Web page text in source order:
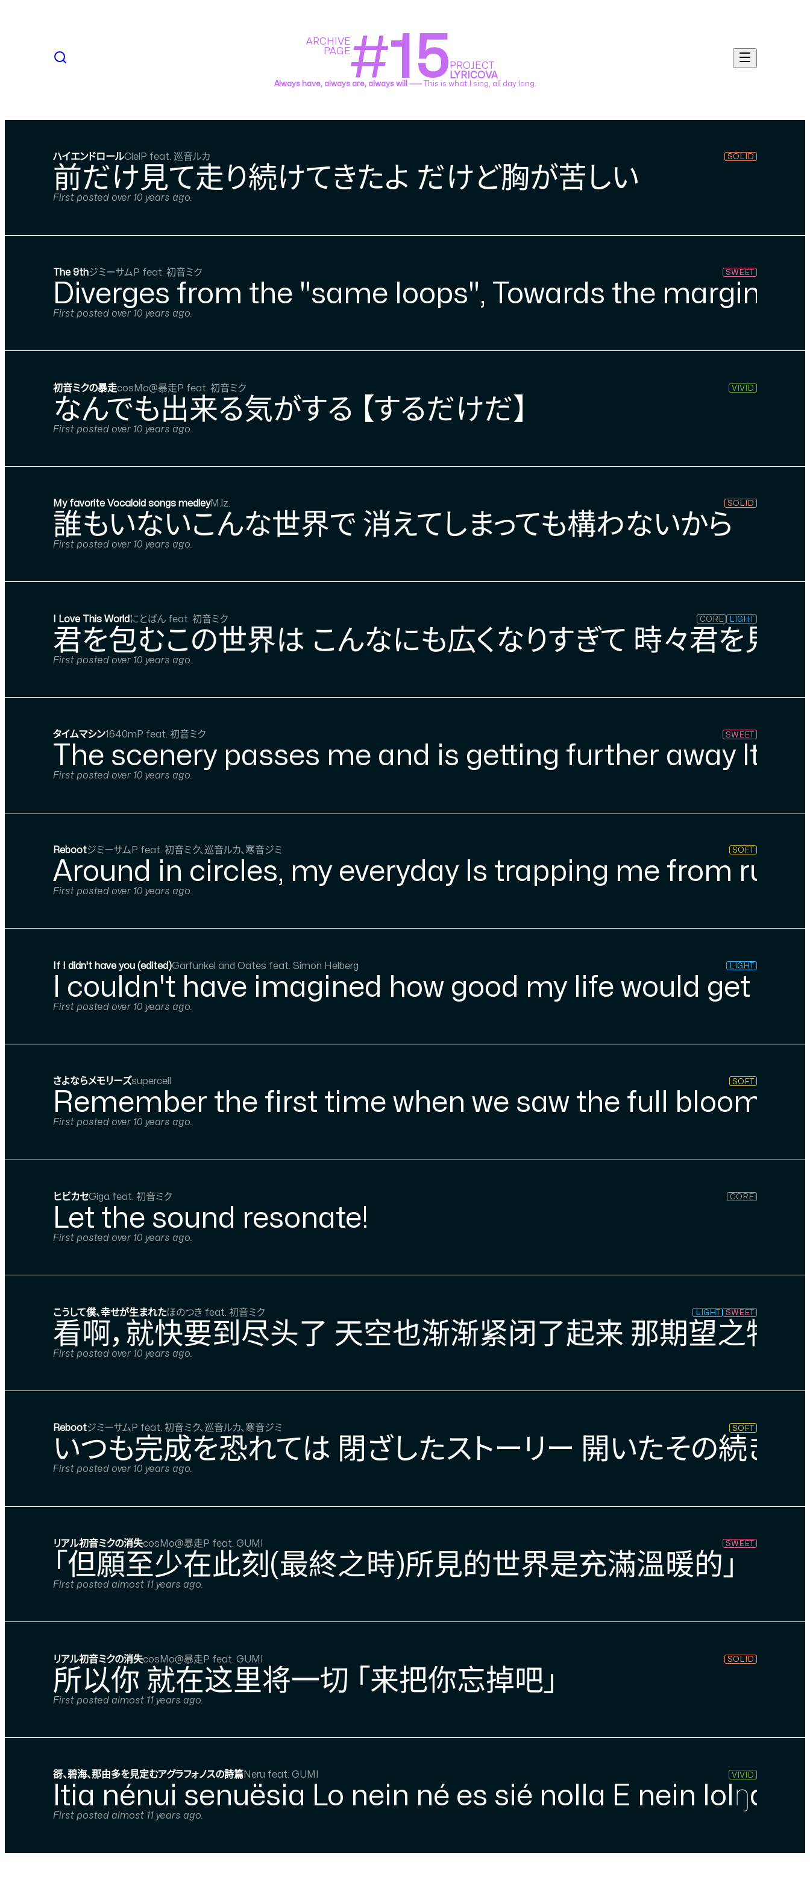
ARCHIVE
PAGE#15 PROJECT
LYRICOVA
Always have, always are, always will ⸺ This is what I sing, all day long.
ハイエンドロールCielP feat. 巡音ルカ SOLID
前だけ見て走り続けてきたよ だけど胸が苦しい
First posted over 10 years ago.
The 9thジミーサムP feat. 初音ミク SWEET
Diverges from the "same loops", Towards the margins
First posted over 10 years ago.
初音ミクの暴走cosMo@暴走P feat. 初音ミク VIVID
なんでも出来る気がする 【するだけだ】
First posted over 10 years ago.
My favorite Vocaloid songs medleyM.lz. SOLID
誰もいないこんな世界で 消えてしまっても構わないから
First posted over 10 years ago.
I Love This World にとぱん feat. 初音ミク CORE LIGHT
君を包むこの世界は こんなにも広くなりすぎて 時々君を見
First posted over 10 years ago.
タイムマシン1640mP feat. 初音ミク SWEET
The scenery passes me and is getting further away It
First posted over 10 years ago.
RebootジミーサムP feat. 初音ミク、巡音ルカ、寒音ジミ SOFT
Around in circles, my everyday Is trapping me from
First posted over 10 years ago.
If I didn't have you (edited)Garfunkel and Oates feat. Simon Helberg LIGHT
I couldn't have imagined how good my life would get
First posted over 10 years ago.
さよならメモリーズsupercell SOFT
Remember the first time when we saw the full bloom
First posted over 10 years ago.
ヒビカセGiga feat. 初音ミク CORE
Let the sound resonate!
First posted over 10 years ago.
こうして僕、幸せが生まれたほのつき feat. 初音ミク LIGHT SWEET
看啊，就快要到尽头了 天空也渐渐紧闭了起来 那期望之物
First posted over 10 years ago.
RebootジミーサムP feat. 初音ミク、巡音ルカ、寒音ジミ SOFT
いつも完成を恐れては 閉ざしたストーリー 開いたその続き
First posted over 10 years ago.
リアル初音ミクの消失cosMo@暴走P feat. GUMI SWEET
「但願至少在此刻(最終之時)所見的世界是充滿溫暖的」
First posted almost 11 years ago.
リアル初音ミクの消失cosMo@暴走P feat. GUMI SOLID
所以你 就在这里将一切 「来把你忘掉吧」
First posted almost 11 years ago.
谺、碧海、那由多を見定むアグラフォノスの詩篇 Neru feat. GUMI VIVID
Itia nénui senuësia Lo nein né es sié nolla E nein lolŋa
First posted almost 11 years ago.